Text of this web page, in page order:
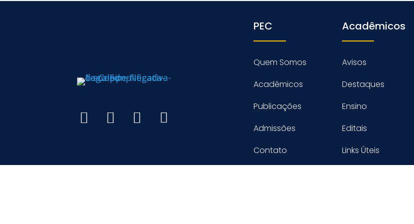
PEC
Quem Somos
Acadêmicos
Publicações
Admissões
Contato
Acadêmicos
Avisos
Destaques
Ensino
Editais
Links Úteis